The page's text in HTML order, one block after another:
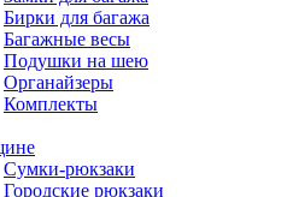
Бирки для багажа
Багажные весы
Подушки на шею
Органайзеры
Комплекты
Сумки-рюкзаки
Городские рюкзаки